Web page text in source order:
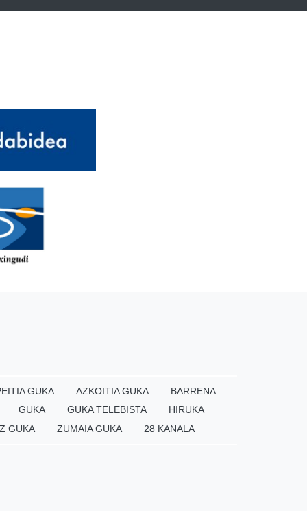
GUKA AZKOITIA GUKA
BARRENA
GUKA
GUKA TELEBISTA
HIRUKA
GUKA
ZUMAIA GUKA 28 KANALA